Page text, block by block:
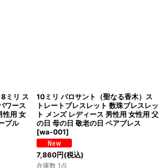
ミリ ス
ワース
性用 女
プル
10ミリ パロサント（聖なる香木）ス
トレートブレスレット 数珠ブレスレッ
ト メンズ レディース 男性用 女性用 父
の日 母の日 敬老の日 ペアブレス
[wa-001]
7,860円(税込)
在庫数 1点